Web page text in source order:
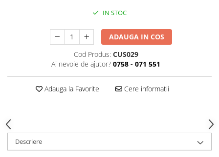
IN STOC
ADAUGA IN COS
Cod Produs: CUS029
Ai nevoie de ajutor? 0758 - 071 551
Adauga la Favorite Cere informatii
Descriere